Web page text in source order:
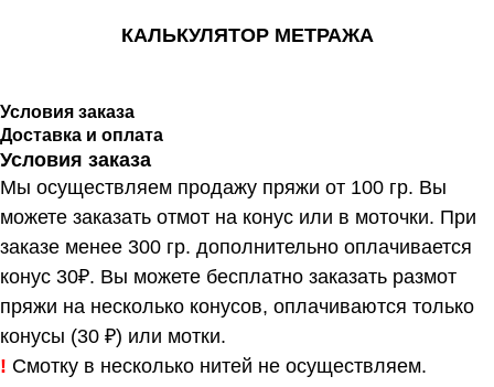
КАЛЬКУЛЯТОР МЕТРАЖА
Условия заказа
Доставка и оплата
Условия заказа
Мы осуществляем продажу пряжи от 100 гр. Вы
можете заказать отмот на конус или в моточки. При
заказе менее 300 гр. дополнительно оплачивается
конус 30₽. Вы можете бесплатно заказать размот
пряжи на несколько конусов, оплачиваются только
конусы (30 ₽) или мотки.
! Смотку в несколько нитей не осуществляем.